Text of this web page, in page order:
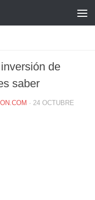
de
saber
· 24 OCTUBRE